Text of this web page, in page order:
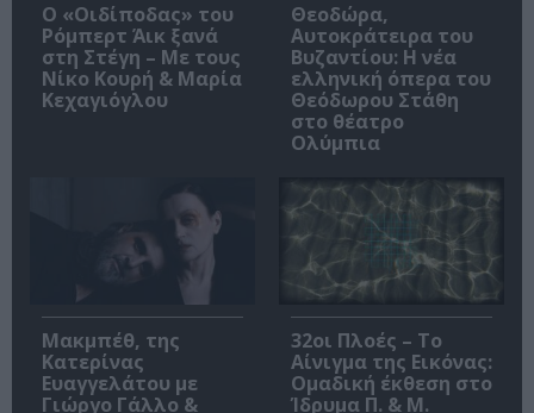
O «Οιδίποδας» του
Ρόμπερτ Άικ ξανά
στη Στέγη – Με τους
Νίκο Κουρή & Μαρία
Κεχαγιόγλου
Θεοδώρα,
Αυτοκράτειρα του
Βυζαντίου: Η νέα
ελληνική όπερα του
Θεόδωρου Στάθη
στο θέατρο
Ολύμπια
Μακμπέθ, της
Κατερίνας
Ευαγγελάτου με
Γιώργο Γάλλο &
32οι Πλοές – Το
Αίνιγμα της Εικόνας:
Ομαδική έκθεση στο
Ίδρυμα Π. & Μ.